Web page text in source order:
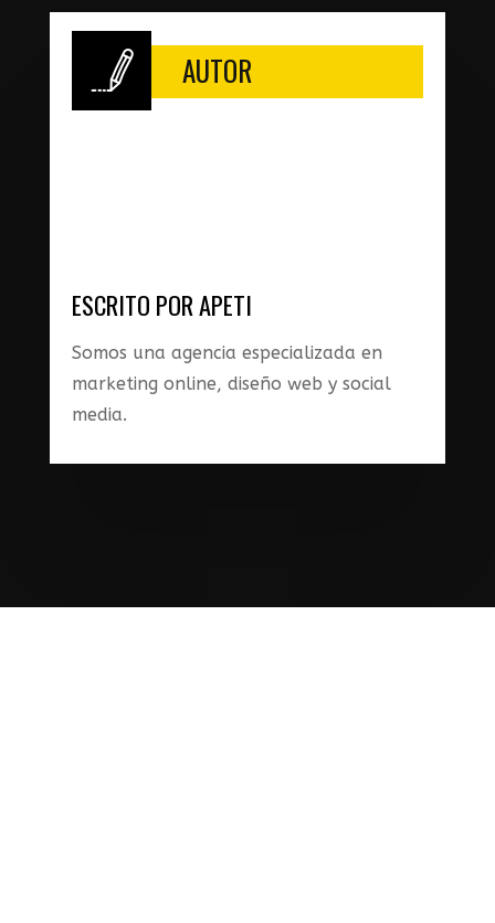
AUTOR
ESCRITO POR APETI
Somos una agencia especializada en
marketing online, diseño web y social
media.